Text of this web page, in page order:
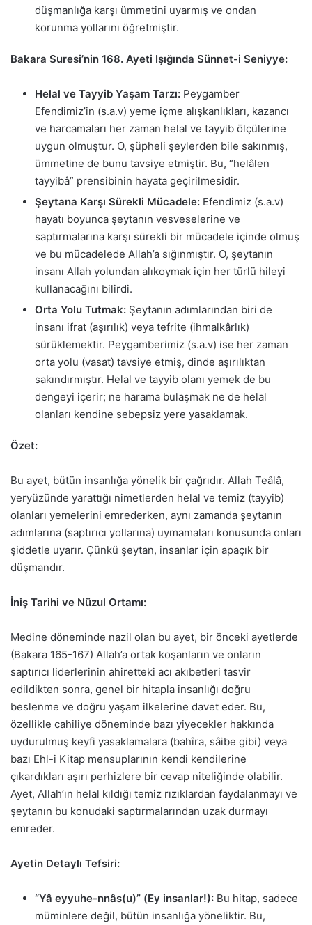
düşmanlığa karşı ümmetini uyarmış ve ondan
korunma yollarını öğretmiştir.
Bakara Suresi’nin 168. Ayeti Işığında Sünnet-i Seniyye:
Helal ve Tayyib Yaşam Tarzı: Peygamber
Efendimiz’in (s.a.v) yeme içme alışkanlıkları, kazancı
ve harcamaları her zaman helal ve tayyib ölçülerine
uygun olmuştur. O, şüpheli şeylerden bile sakınmış,
ümmetine de bunu tavsiye etmiştir. Bu, “helâlen
tayyibâ” prensibinin hayata geçirilmesidir.
Şeytana Karşı Sürekli Mücadele: Efendimiz (s.a.v)
hayatı boyunca şeytanın vesveselerine ve
saptırmalarına karşı sürekli bir mücadele içinde olmuş
ve bu mücadelede Allah’a sığınmıştır. O, şeytanın
insanı Allah yolundan alıkoymak için her türlü hileyi
kullanacağını bilirdi.
Orta Yolu Tutmak: Şeytanın adımlarından biri de
insanı ifrat (aşırılık) veya tefrite (ihmalkârlık)
sürüklemektir. Peygamberimiz (s.a.v) ise her zaman
orta yolu (vasat) tavsiye etmiş, dinde aşırılıktan
sakındırmıştır. Helal ve tayyib olanı yemek de bu
dengeyi içerir; ne harama bulaşmak ne de helal
olanları kendine sebepsiz yere yasaklamak.
Özet:
Bu ayet, bütün insanlığa yönelik bir çağrıdır. Allah Teâlâ,
yeryüzünde yarattığı nimetlerden helal ve temiz (tayyib)
olanları yemelerini emrederken, aynı zamanda şeytanın
adımlarına (saptırıcı yollarına) uymamaları konusunda onları
şiddetle uyarır. Çünkü şeytan, insanlar için apaçık bir
düşmandır.
İniş Tarihi ve Nüzul Ortamı:
Medine döneminde nazil olan bu ayet, bir önceki ayetlerde
(Bakara 165-167) Allah’a ortak koşanların ve onların
saptırıcı liderlerinin ahiretteki acı akıbetleri tasvir
edildikten sonra, genel bir hitapla insanlığı doğru
beslenme ve doğru yaşam ilkelerine davet eder. Bu,
özellikle cahiliye döneminde bazı yiyecekler hakkında
uydurulmuş keyfi yasaklamalara (bahîra, sâibe gibi) veya
bazı Ehl-i Kitap mensuplarının kendi kendilerine
çıkardıkları aşırı perhizlere bir cevap niteliğinde olabilir.
Ayet, Allah’ın helal kıldığı temiz rızıklardan faydalanmayı ve
şeytanın bu konudaki saptırmalarından uzak durmayı
emreder.
Ayetin Detaylı Tefsiri:
“Yâ eyyuhe-nnâs(u)” (Ey insanlar!): Bu hitap, sadece
müminlere değil, bütün insanlığa yöneliktir. Bu,